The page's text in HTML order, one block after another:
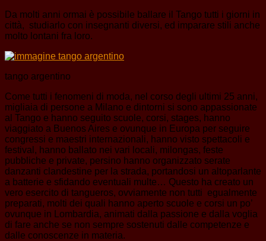
Da molti anni ormai è possibile ballare il Tango tutti i giorni in
città, studiarlo con insegnanti diversi, ed imparare stili anche
molto lontani fra loro.
tango argentino
Come tutti i fenomeni di moda, nel corso degli ultimi 25 anni,
migliaia di persone a Milano e dintorni si sono appassionate
al Tango e hanno seguito scuole, corsi, stages, hanno
viaggiato a Buenos Aires e ovunque in Europa per seguire
congressi e maestri internazionali, hanno visto spettacoli e
festival, hanno ballato nei vari locali, milongas, feste
pubbliche e private, persino hanno organizzato serate
danzanti clandestine per la strada, portandosi un altoparlante
a batterie e sfidando eventuali multe… Questo ha creato un
vero esercito di tangueros, ovviamente non tutti egualmente
preparati, molti dei quali hanno aperto scuole e corsi un po’
ovunque in Lombardia, animati dalla passione e dalla voglia
di fare anche se non sempre sostenuti dalle competenze e
dalle conoscenze in materia.